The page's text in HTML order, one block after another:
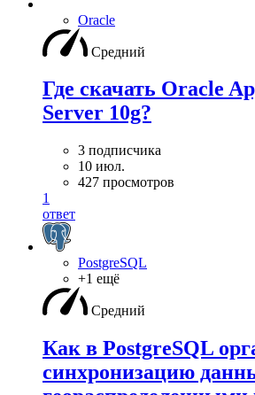
Oracle
Средний
Где скачать Oracle
Server 10g?
3 подписчика
10 июл.
427 просмотров
1
ответ
PostgreSQL
+1 ещё
Средний
Как в PostgreSQL
синхронизацию